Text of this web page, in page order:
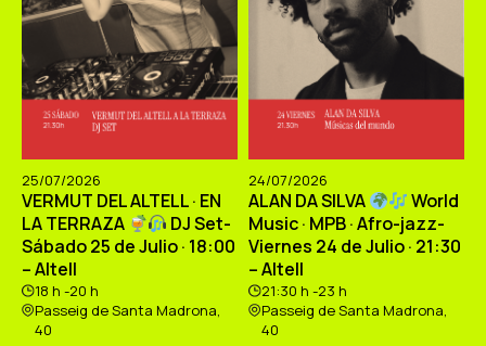
25/07/2026
VERMUT DEL ALTELL · EN
LA TERRAZA
DJ Set-
Sábado 25 de Julio · 18:00
– Altell
18 h -20 h
Passeig de Santa Madrona,
40
24/07/2026
ALAN DA SILVA
World
Music · MPB · Afro-jazz-
Viernes 24 de Julio · 21:30
– Altell
21:30 h -23 h
Passeig de Santa Madrona,
40